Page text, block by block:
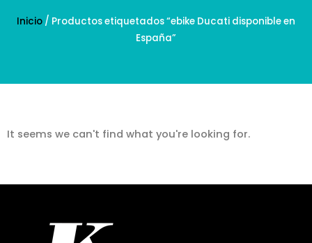
Inicio / Productos etiquetados “ebike Ducati disponible en
España”
It seems we can't find what you're looking for.